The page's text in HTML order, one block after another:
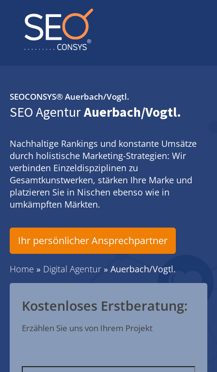
SEOCONSYS®Auerbach/Vogtl.
SEO AgenturAuerbach/Vogtl.
Nachhaltige Rankings und konstante Umsätze
durch holistische Marketing-Strategien: Wir
verbinden Einzeldispziplinen zu
Gesamtkunstwerken, stärken Ihre Marke und
platzieren Sie in Nischen ebenso wie in
umkämpften Märkten.
Ihr persönlicher Ansprechpartner
Home » Digital Agentur » Auerbach/Vogtl.
Kostenloses Erstberatung:
Erzählen Sie uns von Ihrem Projekt